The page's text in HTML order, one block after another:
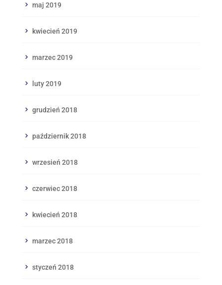
maj 2019
kwiecień 2019
marzec 2019
luty 2019
grudzień 2018
październik 2018
wrzesień 2018
czerwiec 2018
kwiecień 2018
marzec 2018
styczeń 2018